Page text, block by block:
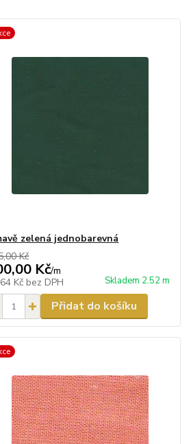
zelená jednobarevná
Kč
Kč/m
Kč bez DPH Skladem 2.52 m
Přidat do košíku